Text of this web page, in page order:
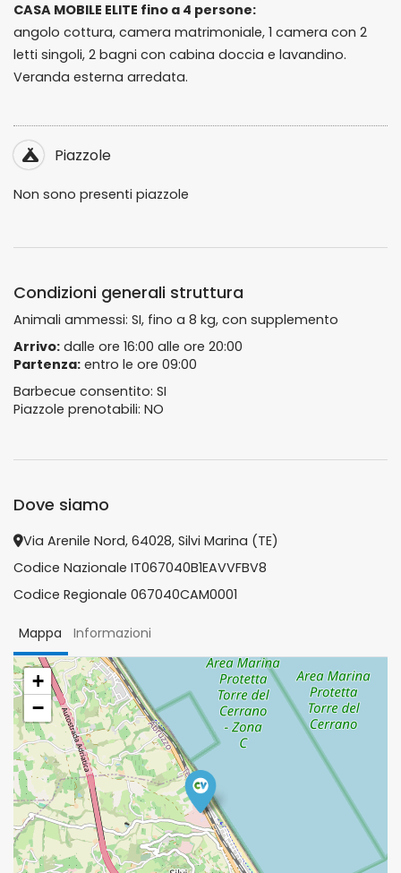
CASA MOBILE ELITE fino a 4 persone:
angolo cottura, camera matrimoniale, 1 camera con 2
letti singoli, 2 bagni con cabina doccia e lavandino.
Veranda esterna arredata.
Piazzole
Non sono presenti piazzole
Condizioni generali struttura
Animali ammessi: SI, fino a 8 kg, con supplemento
Arrivo: dalle ore 16:00 alle ore 20:00
Partenza: entro le ore 09:00
Barbecue consentito: SI
Piazzole prenotabili: NO
Dove siamo
Via Arenile Nord, 64028, Silvi Marina (TE)
Codice Nazionale IT067040B1EAVVFBV8
Codice Regionale 067040CAM0001
Mappa Informazioni
+
−